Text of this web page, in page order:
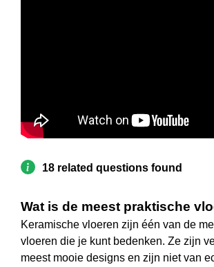
18 related questions found
Wat is de meest praktische
Keramische vloeren zijn één van de
vloeren die je kunt bedenken. Ze zijn
meest mooie designs en zijn niet van